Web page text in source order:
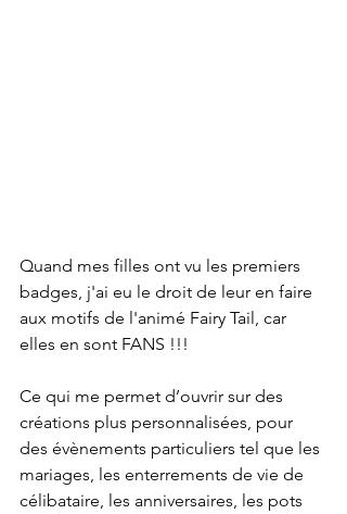
Quand mes filles ont vu les premiers
badges, j'ai eu le droit de leur en faire
aux motifs de l'animé Fairy Tail, car
elles en sont FANS !!!
Ce qui me permet d’ouvrir sur des
créations plus personnalisées, pour
des évènements particuliers tel que les
mariages, les enterrements de vie de
célibataire, les anniversaires, les pots